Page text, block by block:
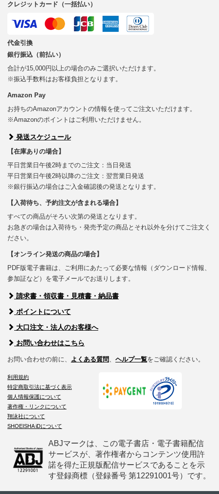
クレジットカード（一括払い）
代金引換
銀行振込（前払い）
合計が15,000円以上の場合のみご選択いただけます。
※振込手数料はお客様負担となります。
Amazon Pay
お持ちのAmazonアカウントの情報を使ってご注文いただけます。
※Amazonのポイントはご利用いただけません。
発送スケジュール
【在庫ありの場合】
平日営業日午後2時までのご注文：当日発送
平日営業日午後2時以降のご注文：翌営業日発送
※銀行振込の場合はご入金確認後の発送となります。
【入荷待ち、予約注文が含まれる場合】
すべての商品がそろい次第の発送となります。
お急ぎの場合は入荷待ち・発売予定の商品とそれ以外を分けてご注文く
ださい。
【オンライン発送の商品の場合】
PDF版電子書籍は、ご利用にあたって必要な情報（ダウンロード情報、
参加証など）を電子メールでお送りします。
請求書・領収書・見積書・納品書
ポイントについて
大口注文・法人のお客様へ
お問い合わせはこちら
お問い合わせの前に、 よくある質問、 ヘルプ一覧をご確認ください。
利用規約
特定商取引法に基づく表示
個人情報保護について
著作権・リンクについて
翔泳社について
SHOEISHA iDについて
ABJマークは、この電子書店・電子書籍配信
サービスが、著作権者からコンテンツ使用許
諾を得た正規版配信サービスであることを示
す登録商標（登録番号 第12291001号）です。